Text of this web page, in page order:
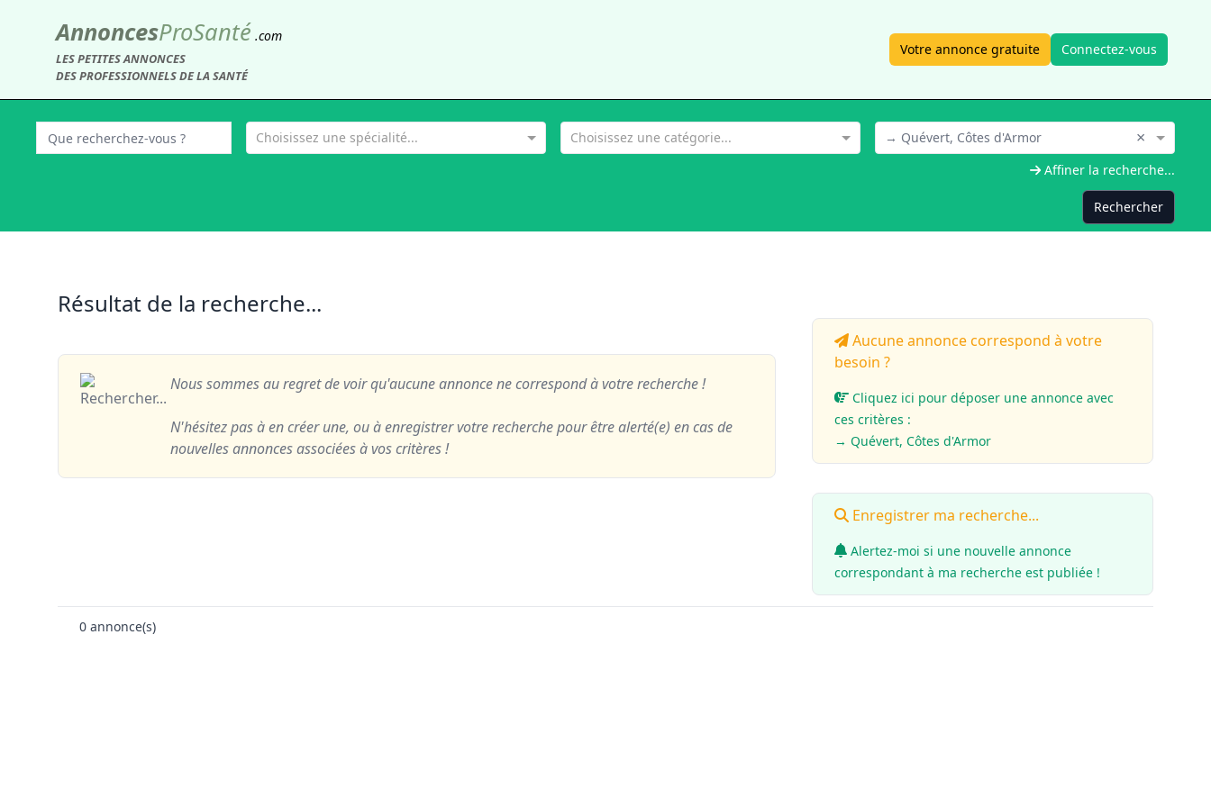
AnnoncesProSanté .com
LES PETITES ANNONCES
DES PROFESSIONNELS DE LA SANTÉ
Votre annonce gratuite Connectez-vous
Choisissez une spécialité... Choisissez une catégorie... → Quévert, Côtes d'Armor ×
Affiner la recherche...
Rechercher
Résultat de la recherche...
Nous sommes au regret de voir qu'aucune annonce ne correspond à votre recherche !
N'hésitez pas à en créer une, ou à enregistrer votre recherche pour être alerté(e) en cas de
nouvelles annonces associées à vos critères !
Aucune annonce correspond à votre
besoin ?
Cliquez ici pour déposer une annonce avec
ces critères :
→ Quévert, Côtes d'Armor
Enregistrer ma recherche...
Alertez-moi si une nouvelle annonce
correspondant à ma recherche est publiée !
0 annonce(s)